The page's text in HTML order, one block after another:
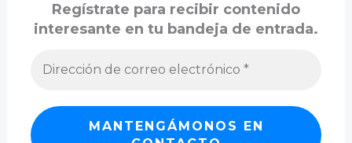
Regístrate para recibir contenido
interesante en tu bandeja de entrada.